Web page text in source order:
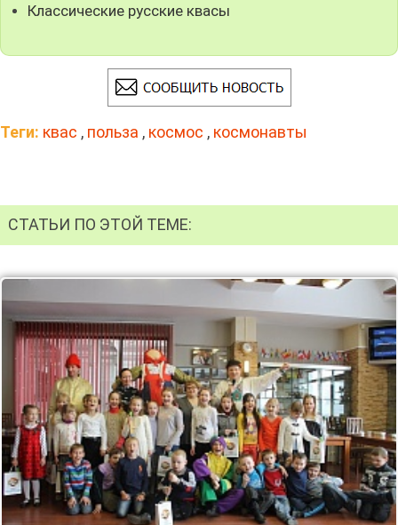
Классические русские квасы
Теги: квас , польза , космос , космонавты
СТАТЬИ ПО ЭТОЙ ТЕМЕ: